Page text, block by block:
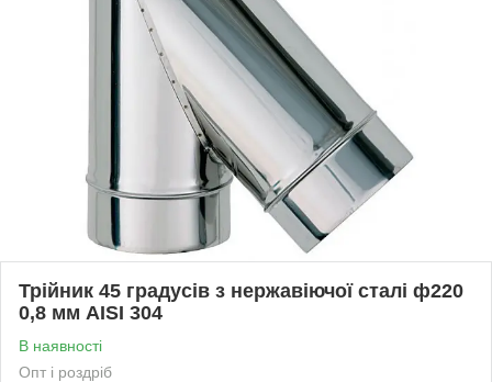
Трійник 45 градусів з нержавіючої сталі ф220
0,8 мм AISI 304
В наявності
Опт і роздріб